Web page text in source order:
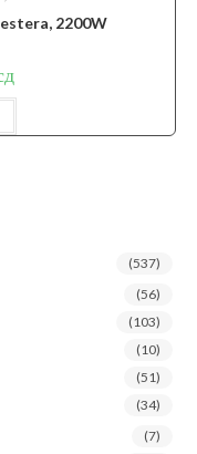
2200W
(537)
(56)
(103)
(10)
(51)
(34)
(7)